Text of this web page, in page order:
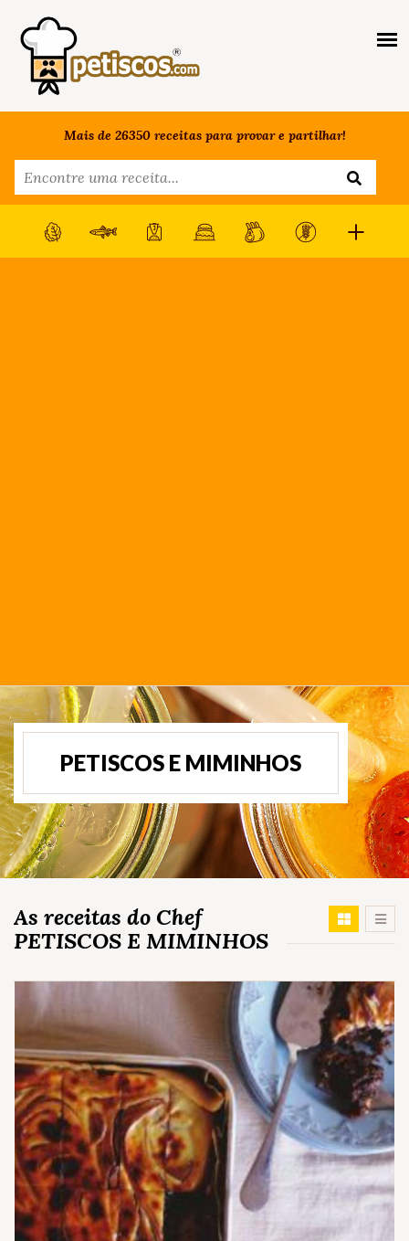
Mais de 26350 receitas para provar e partilhar!
PETISCOS E MIMINHOS
As receitas do Chef
PETISCOS E MIMINHOS